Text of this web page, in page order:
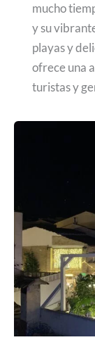
mucho
y su
playas y
ofrece una
turistas y